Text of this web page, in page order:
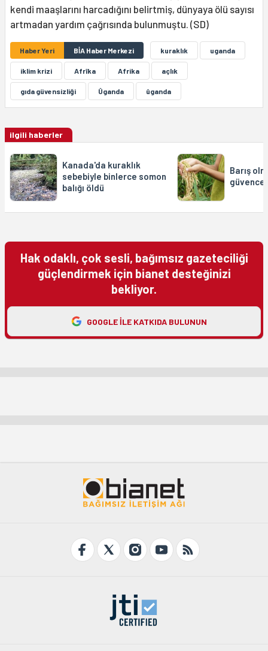
kendi maaşlarını harcadığını belirtmiş, dünyaya ölü sayısı
artmadan yardım çağrısında bulunmuştu. (SD)
Haber Yeri BİA Haber Merkezi kuraklık uganda
iklim krizi Afrîka Afrika açlık
gıda güvensizliği Ûganda ûganda
ilgili haberler
Kanada'da kuraklık
sebebiyle binlerce somon
balığı öldü
Barış
Hak odaklı, çok sesli, bağımsız gazeteciliği
güçlendirmek için bianet desteğinizi
bekliyor.
GOOGLE ILE KATKIDA BULUNUN